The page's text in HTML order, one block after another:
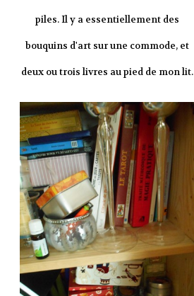
piles. Il y a essentiellement des
bouquins d'art sur une commode, et
deux ou trois livres au pied de mon lit.